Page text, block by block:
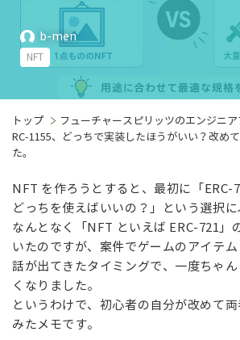
b-men
NFT
トップ フューチャースピリッツのエンジニ
RC-1155、どっちで実装したほうがいい？改め
た。
NFT を作ろうとすると、最初に「ERC-
どっちを使えばいいの？」という選択に
なんとなく「NFT といえば ERC-721」
いたのですが、案件でゲームのアイテ
話が出てきたタイミングで、一度ちゃ
くなりました。
というわけで、初心者の自分が改めて
みたメモです。